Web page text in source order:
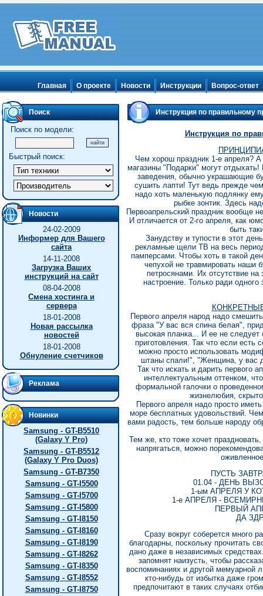
Главная О проекте Новости Инструкции Вопрос-ответ
Поиск
Поиск по модели:
Быстрый поиск:
Новости
24-02-2009
Информер для Вашего
сайта
14-11-2008
Загрузка Ваших
инструкций на сайт
08-04-2008
Смена хостинга и
сервера
18-01-2008
Новая рассылка
новостей
18-01-2008
Обнуление счетчиков
Реклама
Новинки
Samsung - GT-B5510
(Galaxy Y Pro)
Samsung - GT-B5512
(Galaxy Y Pro Duos)
Samsung - GT-B7350
Samsung - GT-I5500
Samsung - GT-I5700
Samsung - GT-I5800
Samsung - GT-I8150
Samsung - GT-I8160
Samsung - GT-I8190
Samsung - GT-I8262
Samsung - GT-I8350
Samsung - GT-I8552
Samsung - GT-I8750
Инструкция по правильному
Инструкция по
Чем хорош праздник 1-е апреля? А
магазины "Подарки" могут
заведения, обычно украшающие
сушить лапти! Тут ведь прежде
надо хоть маленькую подлянку
рыбке зонтик. Здесь
Первоапрельский праздник вообще
И отличается от 2-го апреля, как
быть
Занудству и тупости в этот
рекламные щели ТВ на весь
памперсами. Чтобы хоть в такой
чепухой не травмировать наши
петросянами. Их отсутствие
настроение. Только ради одного
Первого апреля народ надо
фраза "У вас вся спина белая",
высокая планка... И ее не следует
приготовления. Так что если
можно просто использовать
штаны спали!", "Женщина, у вас
Так что искать и дарить первого
интеллектуальным оттенком,
формальной галочки о
жизнелюбия,
Первого апреля надо просто
море бесплатных удовольствий.
вами радость, тем больше народу
Тем же, кто тоже хочет
напрягаться, можно
ПУСТЬ
01.04 - ДЕНЬ
1-ым АПРЕЛЯ У
1-е АПРЕЛЯ -
ПЕРВЫЙ
ДА
Сразу вокруг соберется много
благодарны, поскольку прочитать
дано даже в независимых
запомнят наизусть, чтобы
воспоминаниях и другой мемуарной
кто-нибудь от избытка даже
предпочитают в таких случаях